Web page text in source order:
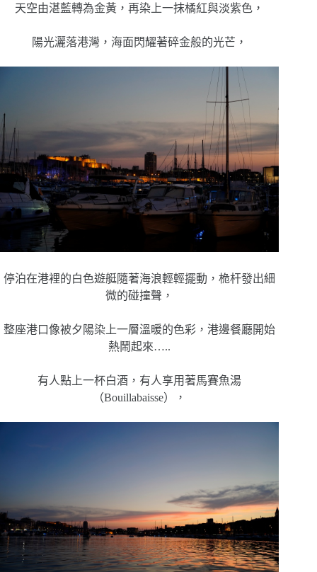
天空由湛藍轉為金黃，再染上一抹橘紅與淡紫色，
陽光灑落港灣，海面閃耀著碎金般的光芒，
停泊在港裡的白色遊艇隨著海浪輕輕擺動，桅杆發出細
微的碰撞聲，
整座港口像被夕陽染上一層溫暖的色彩，港邊餐廳開始
熱鬧起來…..
有人點上一杯白酒，有人享用著馬賽魚湯
（Bouillabaisse），